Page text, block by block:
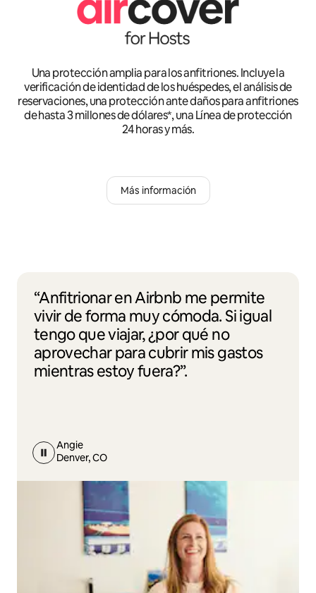
Una protección amplia para los anfitriones. Incluye la
verificación de identidad de los huéspedes, el análisis de
reservaciones, una protección ante daños para anfitriones
de hasta 3 millones de dólares*, una Línea de protección
24 horas y más.
Más información
“Anfitrionar en Airbnb me permite
vivir de forma muy cómoda. Si igual
tengo que viajar, ¿por qué no
aprovechar para cubrir mis gastos
mientras estoy fuera?”.
Angie
Denver, CO